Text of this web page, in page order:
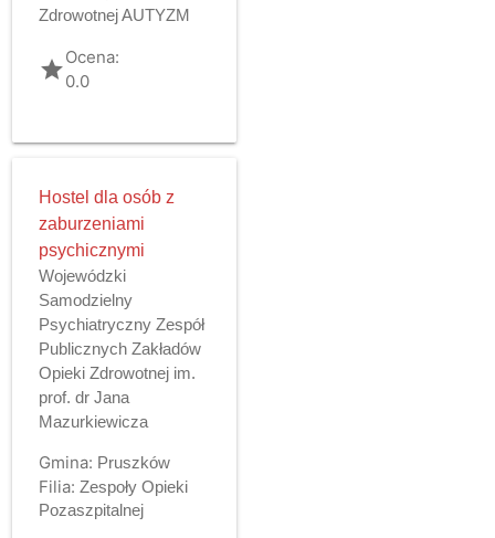
Zdrowotnej AUTYZM
gradeOcena:
0.0
Hostel dla osób z
zaburzeniami
psychicznymi
Wojewódzki
Samodzielny
Psychiatryczny Zespół
Publicznych Zakładów
Opieki Zdrowotnej im.
prof. dr Jana
Mazurkiewicza
Gmina: Pruszków
Filia: Zespoły Opieki
Pozaszpitalnej